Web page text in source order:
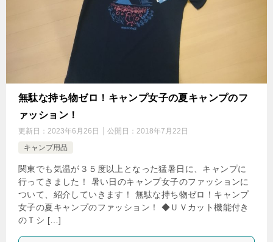
無駄な持ち物ゼロ！キャンプ女子の夏キャンプのフ
ァッション！
更新日： 2023年6月26日 公開日： 2018年7月22日
キャンプ用品
関東でも気温が３５度以上となった猛暑日に、キャンプに
行ってきました！ 暑い日のキャンプ女子のファッションに
ついて、紹介していきます！ 無駄な持ち物ゼロ！キャンプ
女子の夏キャンプのファッション！ ◆ＵＶカット機能付き
のＴシ […]